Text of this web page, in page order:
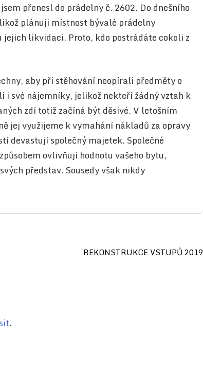
přenesl do prádelny č. 2602. Do dnešního
plánuji místnost bývalé prádelny
likvidaci. Proto, kdo postrádáte cokoli z
aby při stěhování neopírali předměty o
i své nájemníky, jelikož nekteří žádný vztah k
zdí totiž začíná být děsivé. V letošním
jej využijeme k vymahání nákladů za opravy
devastují společný majetek. Společné
ovlivňují hodnotu vašeho bytu,
představ. Sousedy však nikdy
REKONSTRUKCE VSTUPŮ 2019
.